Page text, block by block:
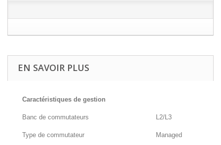
EN SAVOIR PLUS
Caractéristiques de gestion
Banc de commutateurs L2/L3
Type de commutateur Managed